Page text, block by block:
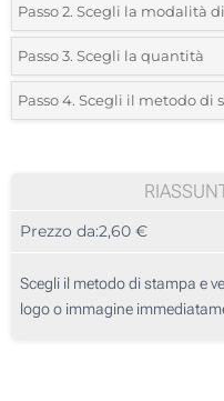
Passo 2. Scegli la modalità
*Seleziona la posizione di
Stampa digitale full color
Passo 3. Scegli la quantità
*Quantità desiderata:
20
50
100
Passo 4. Scegli il metodo di
Prezzo da:2,60 €
Scegli il metodo di stampa e
logo o immagine